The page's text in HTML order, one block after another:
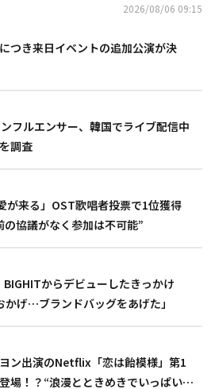
2026/08/06 09:15
つき来日イベントの追加公演が決
フルエンサー、韓国でライブ配信中
調査
が来る」OST歌唱者投票で1位獲得
協議がなく参加は不可能”
BIGHITからデビューしたきっかけ
かげ…ブランドバッグをあげた」
ン出演のNetflix「恋は飴模様」第1
場！？“浪漫とときめきでいっぱいの